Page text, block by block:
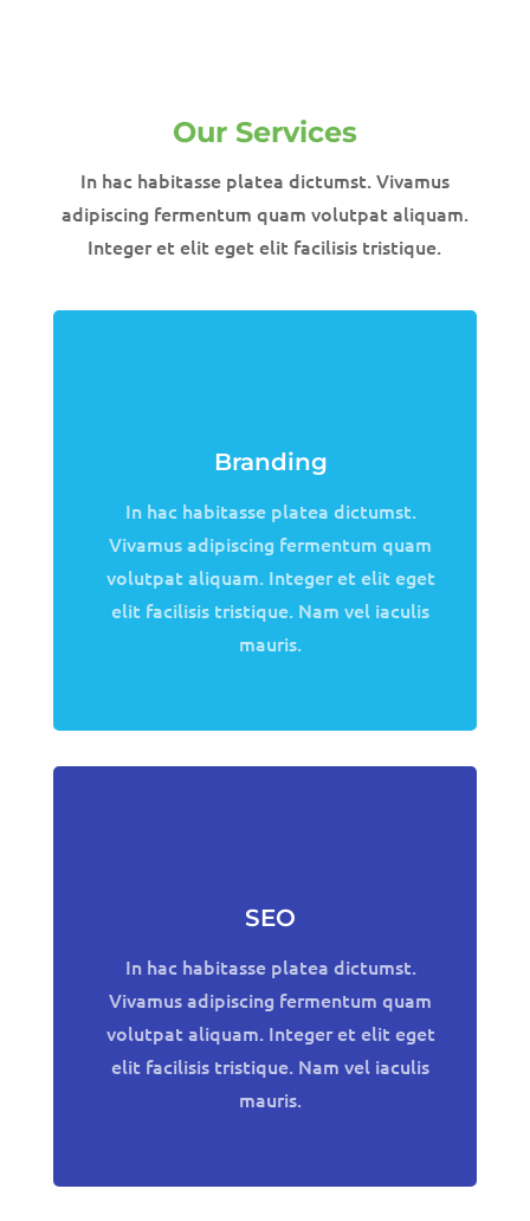
Our Services
In hac habitasse platea dictumst. Vivamus
adipiscing fermentum quam volutpat aliquam.
Integer et elit eget elit facilisis tristique.
Branding
In hac habitasse platea dictumst.
Vivamus adipiscing fermentum quam
volutpat aliquam. Integer et elit eget
elit facilisis tristique. Nam vel iaculis
mauris.
SEO
In hac habitasse platea dictumst.
Vivamus adipiscing fermentum quam
volutpat aliquam. Integer et elit eget
elit facilisis tristique. Nam vel iaculis
mauris.